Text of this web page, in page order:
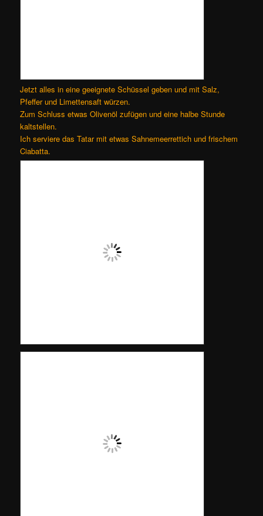
Jetzt alles in eine geeignete Schüssel geben und mit Salz,
Pfeffer und Limettensaft würzen.
Zum Schluss etwas Olivenöl zufügen und eine halbe Stunde
kaltstellen.
Ich serviere das Tatar mit etwas Sahnemeerrettich und frischem
Ciabatta.